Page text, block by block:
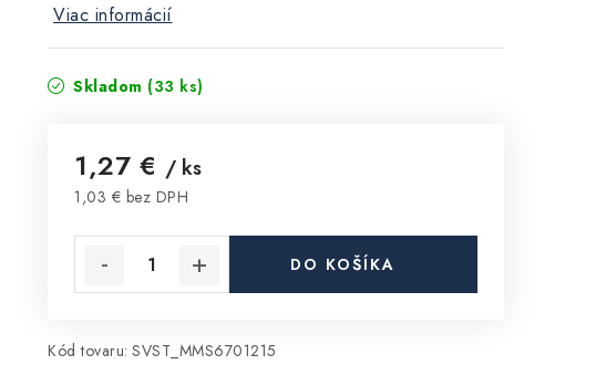
Viac informácií
Skladom (33 ks)
1,27 € / ks
1,03 € bez DPH
DO KOŠÍKA
Kód tovaru: SVST_MMS6701215